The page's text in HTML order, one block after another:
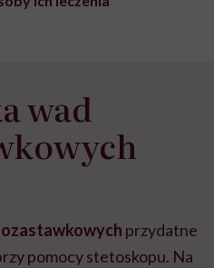
wad
przydatne
pomocy stetoskopu. Na